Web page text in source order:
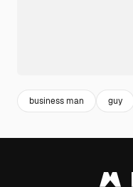
business man guy